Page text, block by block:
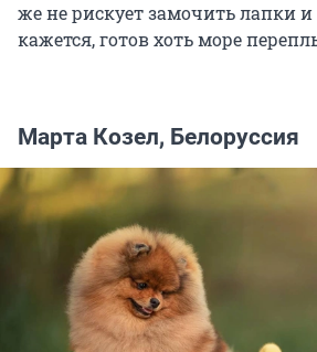
же не рискует замочить лапки и
кажется, готов хоть море
Марта Козел, Белоруссия